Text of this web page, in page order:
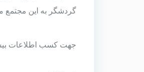
گردشگر به این مجتمع
جهت کسب اطلاعات